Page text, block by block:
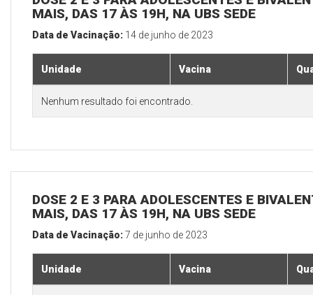
MAIS, DAS 17 ÀS 19H, NA UBS SEDE
Data de Vacinação: 14 de junho de 2023
Unidade Vacina
Nenhum resultado foi encontrado.
DOSE 2 E 3 PARA ADOLESCENTES E
MAIS, DAS 17 ÀS 19H, NA UBS SEDE
Data de Vacinação:7 de junho de 2023
Unidade Vacina